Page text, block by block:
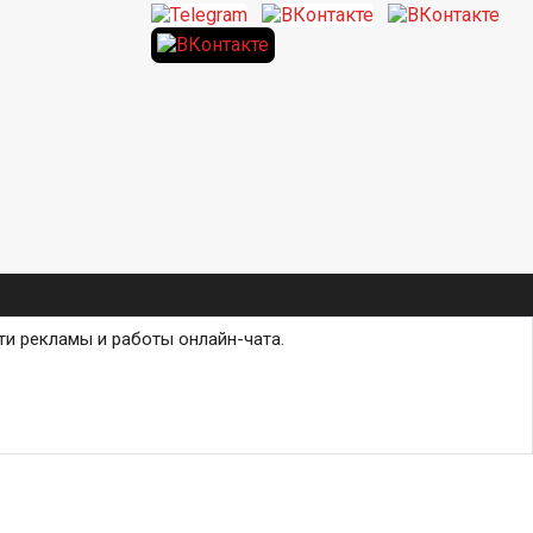
рекламы и работы онлайн-чата.